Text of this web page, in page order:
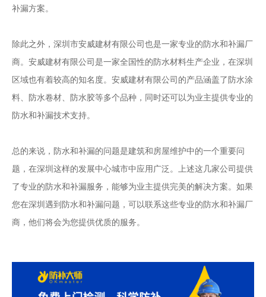
补漏方案。
除此之外，深圳市安威建材有限公司也是一家专业的防水和补漏厂
商。安威建材有限公司是一家全国性的防水材料生产企业，在深圳
区域也有着较高的知名度。安威建材有限公司的产品涵盖了防水涂
料、防水卷材、防水胶等多个品种，同时还可以为业主提供专业的
防水和补漏技术支持。
总的来说，防水和补漏的问题是建筑和房屋维护中的一个重要问
题，在深圳这样的发展中心城市中应用广泛。上述这几家公司提供
了专业的防水和补漏服务，能够为业主提供完美的解决方案。如果
您在深圳遇到防水和补漏问题，可以联系这些专业的防水和补漏厂
商，他们将会为您提供优质的服务。